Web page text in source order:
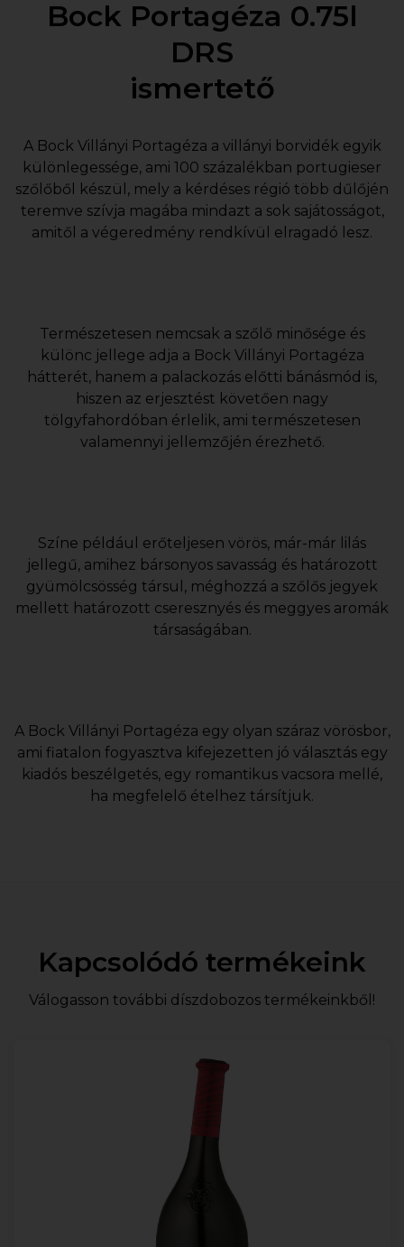
Bock Portagéza 0.75l
DRS
ismertető
A Bock Villányi Portagéza a villányi borvidék egyik
különlegessége, ami 100 százalékban portugieser
szőlőből készül, mely a kérdéses régió több dűlőjén
teremve szívja magába mindazt a sok sajátosságot,
amitől a végeredmény rendkívül elragadó lesz.
Természetesen nemcsak a szőlő minősége és
különc jellege adja a Bock Villányi Portagéza
hátterét, hanem a palackozás előtti bánásmód is,
hiszen az erjesztést követően nagy
tölgyfahordóban érlelik, ami természetesen
valamennyi jellemzőjén érezhető.
Színe például erőteljesen vörös, már-már lilás
jellegű, amihez bársonyos savasság és határozott
gyümölcsösség társul, méghozzá a szőlős jegyek
mellett határozott cseresznyés és meggyes aromák
társaságában.
A Bock Villányi Portagéza egy olyan száraz vörösbor,
ami fiatalon fogyasztva kifejezetten jó választás egy
kiadós beszélgetés, egy romantikus vacsora mellé,
ha megfelelő ételhez társítjuk.
Kapcsolódó termékeink
Válogasson további díszdobozos termékeinkből!